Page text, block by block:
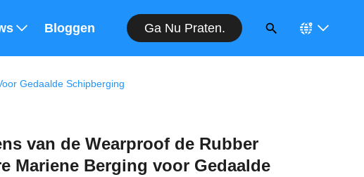
Bloggen Ga Nu Praten.
Gedaalde Schipberging
van de Wearproof de Rubber
Mariene Berging voor Gedaalde